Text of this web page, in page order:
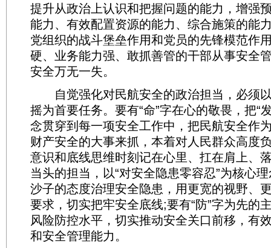
提升从政治上认识和把握问题的能力，增强
能力、有效配置资源的能力、综合施策的能
党组织的战斗堡垒作用和党员的先锋模范作
硬、业务能力强、敢抓善管的干部从事安全
安全万无一失。
自觉强化对民航安全的政治担当，必须
摇为首要任务。要有“命”字在心的敬畏，把“
念贯穿到每一项安全工作中，把民航安全作
财产安全的大事来抓，本着对人民群众高度
意识和底线思维时刻记在心里、扛在肩上、
当头的担当，以“对安全隐患零容忍”为核心
沙子的态度治理安全隐患，用更宽的视野、
要求，切实把牢安全底线;要有“防”字为先的
风险防控水平，切实推动安全关口前移，有
和安全管理能力。